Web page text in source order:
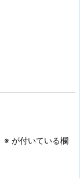
※ が付いている欄